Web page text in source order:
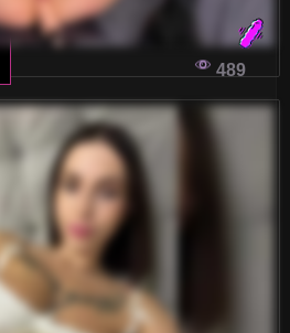
489